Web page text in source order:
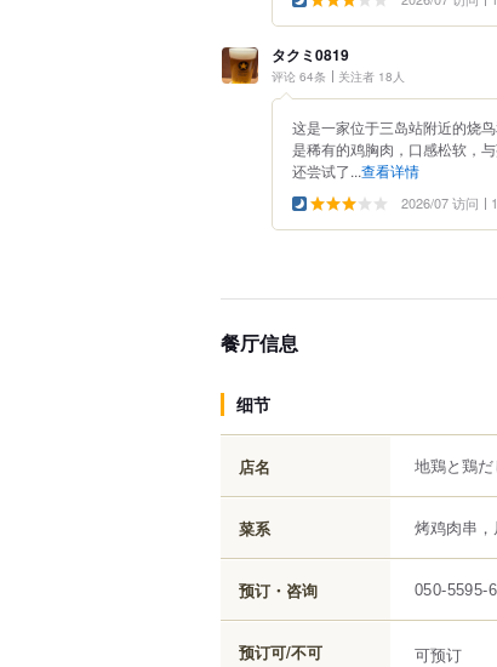
タクミ0819
评论 64条 关注者 18人
这是一家位于三岛站附近的烧
是稀有的鸡胸肉，口感松软，
还尝试了...查看详情
2026/07 访问
餐厅信息
细节
店名 地鶏と鶏
菜系 烤鸡肉串
预订・咨询 050-5595-
预订可/不可 可预订